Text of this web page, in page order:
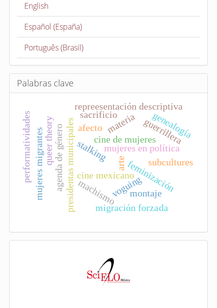
c
l
English
Español (España)
Português (Brasil)
Palabras clave
stalking
presidentas municipalescine mexicano
mujeres en política
machismo
agenda de género feminización
repreesentación descriptiva
cine de mujeres
voguing
queer theory subcultures
afecto materia
mujeres migrantes
migración forzada
montaje
arte
performatividades guerrillera
sacrificio genealogía